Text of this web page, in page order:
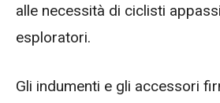
alle necessità di ciclisti
esploratori.
Gli indumenti e gli accessori